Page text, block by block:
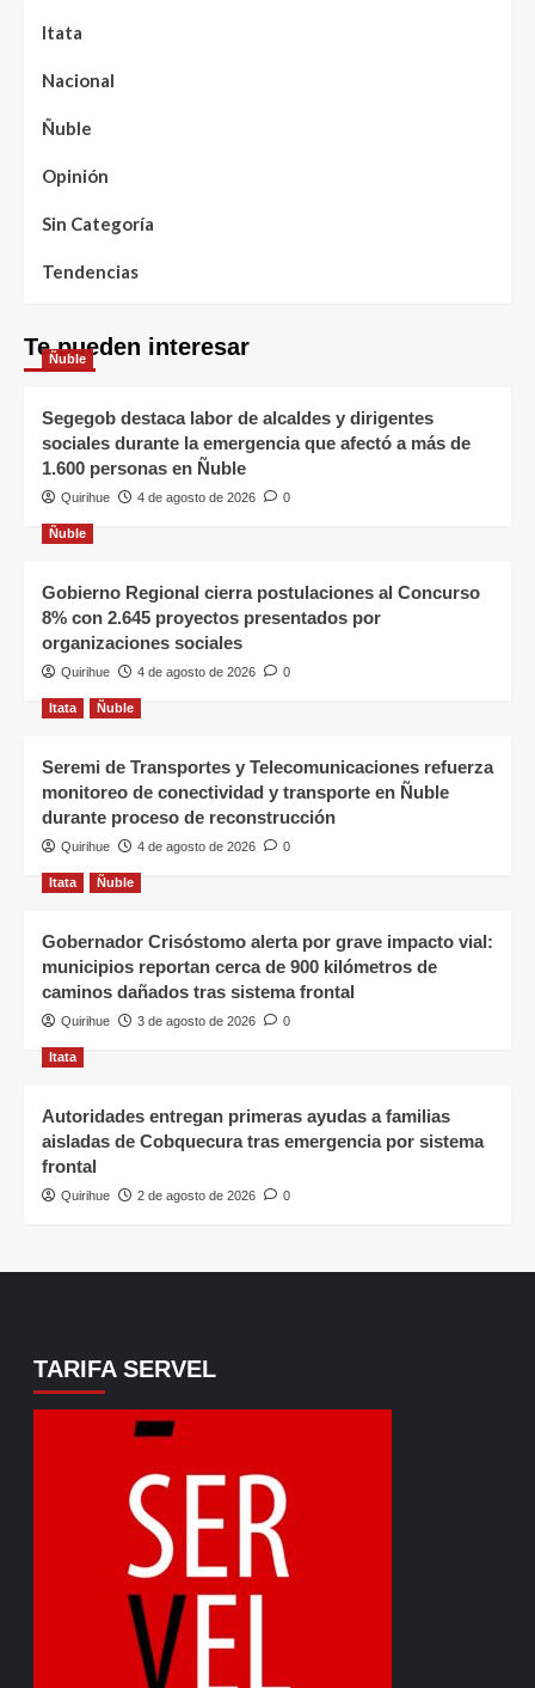
Itata
Nacional
Ñuble
Opinión
Sin Categoría
Tendencias
Te pueden interesar
Ñuble
Segegob destaca labor de alcaldes y dirigentes
sociales durante la emergencia que afectó a más de
1.600 personas en Ñuble
Quirihue 4 de agosto de 2026 0
Ñuble
Gobierno Regional cierra postulaciones al Concurso
8% con 2.645 proyectos presentados por
organizaciones sociales
Quirihue 4 de agosto de 2026 0
Itata Ñuble
Seremi de Transportes y Telecomunicaciones refuerza
monitoreo de conectividad y transporte en Ñuble
durante proceso de reconstrucción
Quirihue 4 de agosto de 2026 0
Itata Ñuble
Gobernador Crisóstomo alerta por grave impacto vial:
municipios reportan cerca de 900 kilómetros de
caminos dañados tras sistema frontal
Quirihue 3 de agosto de 2026 0
Itata
Autoridades entregan primeras ayudas a familias
aisladas de Cobquecura tras emergencia por sistema
frontal
Quirihue 2 de agosto de 2026 0
TARIFA SERVEL